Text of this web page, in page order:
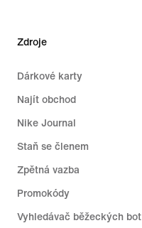
Zdroje
Dárkové karty
Najít obchod
Nike Journal
Staň se členem
Zpětná vazba
Promokódy
Vyhledávač běžeckých bot